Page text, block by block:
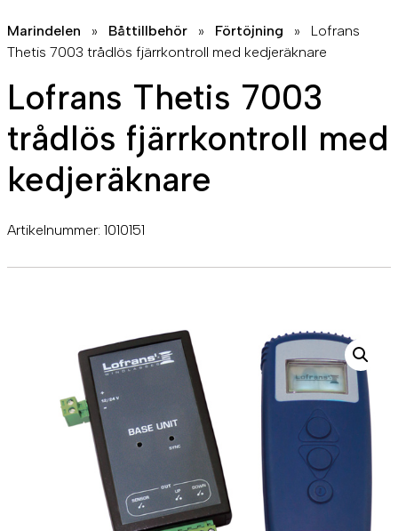
Marindelen » Båttillbehör » Förtöjning »
Lofrans
Thetis 7003 trådlös fjärrkontroll med kedjeräknare
Lofrans Thetis 7003
trådlös fjärrkontroll med
kedjeräknare
Artikelnummer: 1010151